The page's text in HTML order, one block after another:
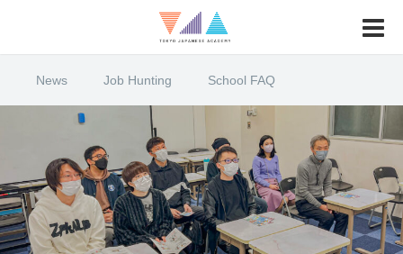
News Job Hunting School FAQ